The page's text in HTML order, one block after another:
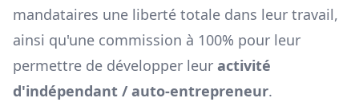
mandataires une liberté totale dans leur travail,
ainsi qu'une commission à 100% pour leur
permettre de développer leur activité
d'indépendant / auto-entrepreneur.